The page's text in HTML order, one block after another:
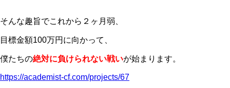
そんな趣旨でこれから２ヶ月弱、
目標金額100万円に向かって、
僕たちの絶対に負けられない戦いが始まります。
https://academist-cf.com/projects/67